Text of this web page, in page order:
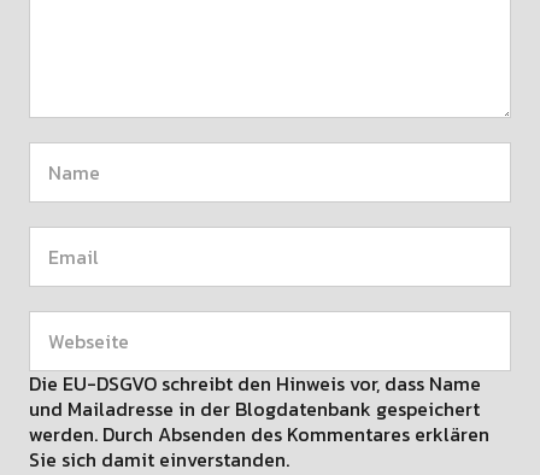
Die EU-DSGVO schreibt den Hinweis vor, dass Name
und Mailadresse in der Blogdatenbank gespeichert
werden. Durch Absenden des Kommentares erklären
Sie sich damit einverstanden.